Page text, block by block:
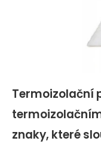
Termoizolační
znaky, které